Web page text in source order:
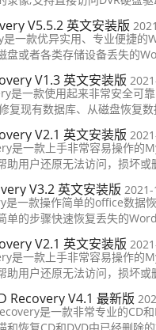
的系统中恢复数据，并绕过任
必备工具，对于DVR数据恢
V5.5.2 英文安装版
一款优异实用、专业便捷的
或者各类存储设备丢失的
骤，您只需选择按照提示选择
描得出结果，并允许快速查
V1.3 英文安装版
是一款使用起来非常安全可靠
现有数据库、从磁盘恢复数
Access数据库文件以及恢复磁
V2.1 英文安装版
一款上手非常容易操作的
用户还原无法访问，损坏或
，Linux和Mac（仅限HFS
V3.2 英文安装版 2021-
一款操作简单的office数据恢
的步骤快速恢复丢失的Word
2、Access、Outlook等多
式，分别对应不同的文件格
V2.1 英文安装版
一款上手非常容易操作的
用户还原无法访问，损坏或
，Linux和Mac（仅限HFS
Recovery V4.1 最新版
是一款非常专业的CD和